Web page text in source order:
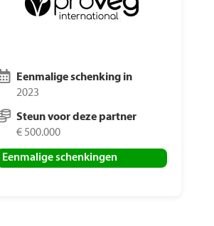
Eenmalige schenking in
2023
Steun voor deze partner
€ 500.000
Eenmalige schenkingen